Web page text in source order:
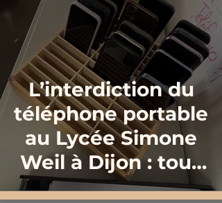
L’interdiction du
téléphone portable
au Lycée Simone
Weil à Dijon : tous
concernés !